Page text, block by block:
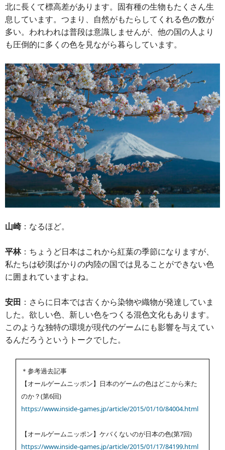
北に長くて標高差があります。固有種の生物もたくさん生
息しています。つまり、自然がもたらしてくれる色の数が
多い。われわれは普段は意識しませんが、他の国の人より
も圧倒的に多くの色を見ながら暮らしています。
山崎：なるほど。
平林：ちょうど日本はこれから紅葉の季節になりますが、
私たちは砂漠ばかりの内陸の国では見ることができない色
に囲まれていますよね。
安田 ：さらに日本では古くから染物や織物が発達していま
した。欲しい色、新しい色をつくる混色文化もあります。
このような独特の環境が現代のゲームにも影響を与えてい
るんだろうというトークでした。
＊参考過去記事
【オールゲームニッポン】日本のゲームの色はどこから来た
のか？(第6回)
https://www.inside-games.jp/article/2015/01/10/84004.html
【オールゲームニッポン】ケバくないのが日本の色(第7回)
https://www.inside-games.jp/article/2015/01/17/84199.html